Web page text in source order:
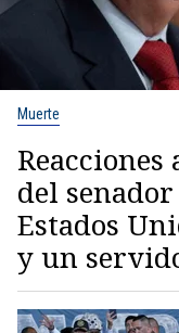
Muerte
del
Estados
y un